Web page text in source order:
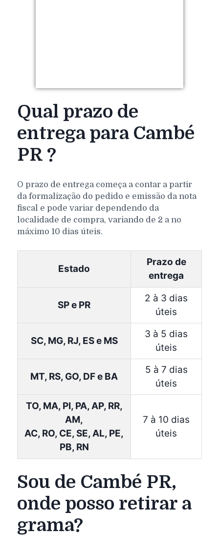
Qual prazo de
entrega para Cambé
PR ?
O prazo de entrega começa a contar a partir
da formalização do pedido e emissão da nota
fiscal e pode variar dependendo da
localidade de compra, variando de 2 a no
máximo 10 dias úteis.
Estado
Prazo de
entrega
SP e PR
2 à 3 dias
úteis
SC, MG, RJ, ES e MS
3 à 5 dias
úteis
MT, RS, GO, DF e BA
5 à 7 dias
úteis
TO, MA, PI, PA, AP, RR,
AM,
AC, RO, CE, SE, AL, PE,
PB, RN
7 à 10 dias
úteis
Sou de Cambé PR,
onde posso retirar a
grama?